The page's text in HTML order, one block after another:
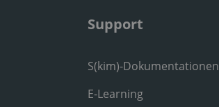
Support
S(kim)-Dokumentationen
E-Learning